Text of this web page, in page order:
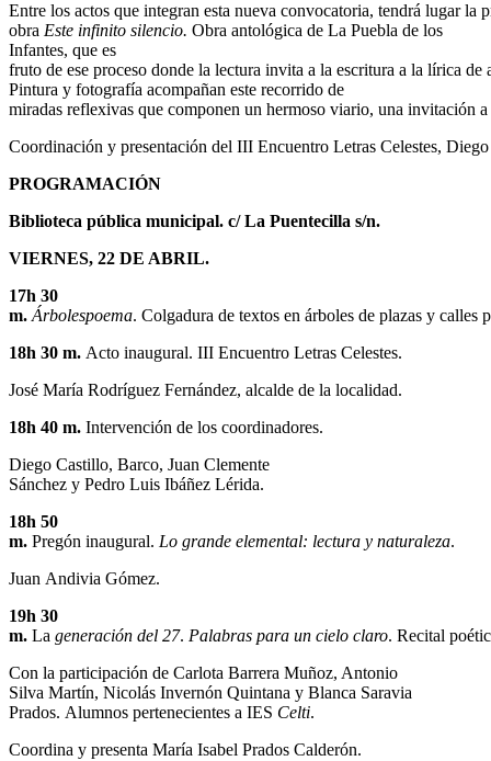
Entre los actos que integran esta nueva convocatoria, tendrá lugar la
obra Este infinito silencio. Obra antológica de La Puebla de los
Infantes, que es
fruto de ese proceso donde la lectura invita a la escritura a la lírica
Pintura y fotografía acompañan este recorrido de
miradas reflexivas que componen un hermoso viario, una invitación
Coordinación y presentación del III Encuentro Letras Celestes,
PROGRAMACIÓN
Biblioteca pública municipal. c/ La Puentecilla s/n.
VIERNES, 22 DE ABRIL.
17h 30
m. Árbolespoema. Colgadura de textos en árboles de plazas y
18h 30 m. Acto inaugural. III Encuentro Letras Celestes.
José María Rodríguez Fernández, alcalde de la localidad.
18h 40 m. Intervención de los coordinadores.
Diego Castillo, Barco, Juan Clemente
Sánchez y Pedro Luis Ibáñez Lérida.
18h 50
m. Pregón inaugural. Lo grande elemental: lectura y naturaleza.
Juan Andivia Gómez.
19h 30
m. La generación del 27. Palabras para un cielo claro. Recital
Con la participación de Carlota Barrera Muñoz, Antonio
Silva Martín, Nicolás Invernón Quintana y Blanca Saravia
Prados. Alumnos pertenecientes a IES Celti.
Coordina y presenta María Isabel Prados Calderón.